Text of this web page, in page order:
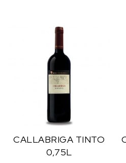
CALLABRIGA TINTO
0,75L